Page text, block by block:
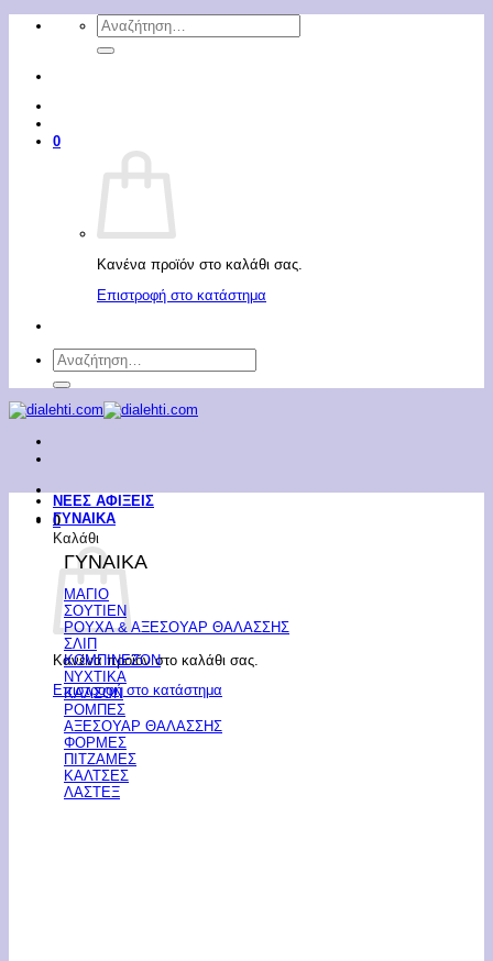
Μετάβαση
Αναζήτηση
για:
0
Κανένα προϊόν στο καλάθι σας.
Επιστροφή στο κατάστημα
Αναζήτηση
για:
0
Καλάθι
Κανένα προϊόν στο καλάθι σας.
Επιστροφή στο κατάστημα
ΝΕΕΣ ΑΦΙΞΕΙΣ
ΓΥΝΑΙΚΑ
ΓΥΝΑΙΚΑ
ΜΑΓΙΟ
ΣΟΥΤΙΕΝ
ΡΟΥΧΑ & ΑΞΕΣΟΥΑΡ ΘΑΛΑΣΣΗΣ
ΣΛΙΠ
ΚΟΜΠΙΝΕΖΟΝ
ΝΥΧΤΙΚΑ
ΚΑΛΣΟΝ
ΡΟΜΠΕΣ
ΑΞΕΣΟΥΑΡ ΘΑΛΑΣΣΗΣ
ΦΟΡΜΕΣ
ΠΙΤΖΑΜΕΣ
ΚΑΛΤΣΕΣ
ΛΑΣΤΕΞ